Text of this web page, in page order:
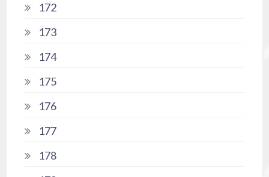
172
173
174
175
176
177
178